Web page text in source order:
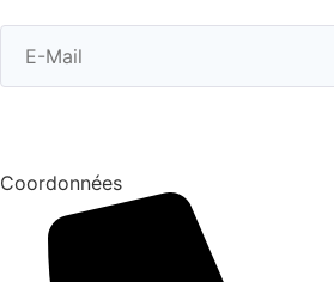
Coordonnées